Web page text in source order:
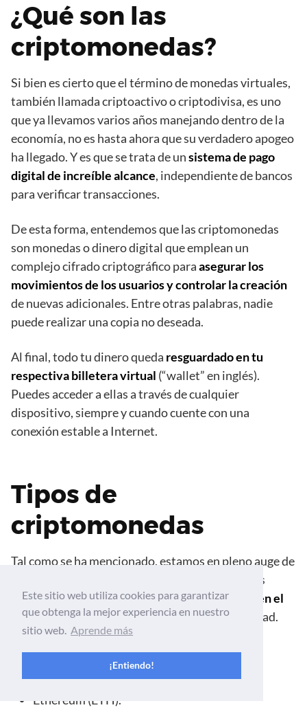
¿Qué son las
criptomonedas?
Si bien es cierto que el término de monedas virtuales,
también llamada criptoactivo o criptodivisa, es uno
que ya llevamos varios años manejando dentro de la
economía, no es hasta ahora que su verdadero apogeo
ha llegado. Y es que se trata de unsistema de pago
digital de increíble alcance, independiente de bancos
para verificar transacciones.
De esta forma, entendemos que las criptomonedas
son monedas o dinero digital que emplean un
complejo cifrado criptográfico paraasegurar los
movimientos de los usuarios y controlar la creación
de nuevas adicionales. Entre otras palabras, nadie
puede realizar una copia no deseada.
Al final, todo tu dinero queda resguardado en tu
respectiva billetera virtual (“wallet” en inglés).
Puedes acceder a ellas a través de cualquier
dispositivo, siempre y cuando cuente con una
conexión estable a Internet.
Tipos de
criptomonedas
Tal como se ha mencionado, estamos en pleno auge de
las monedas descentralizadas, por lo que podrás
encontrarnumerosos tipos de criptomonedas en el
mercado, cada uno con su distintiva funcionalidad.
Entre esas, están las siguientes:
Ethereum (ETH).
Este sitio web utiliza cookies para garantizar
que obtenga la mejor experiencia en nuestro
sitio web. Aprende más
¡Entiendo!